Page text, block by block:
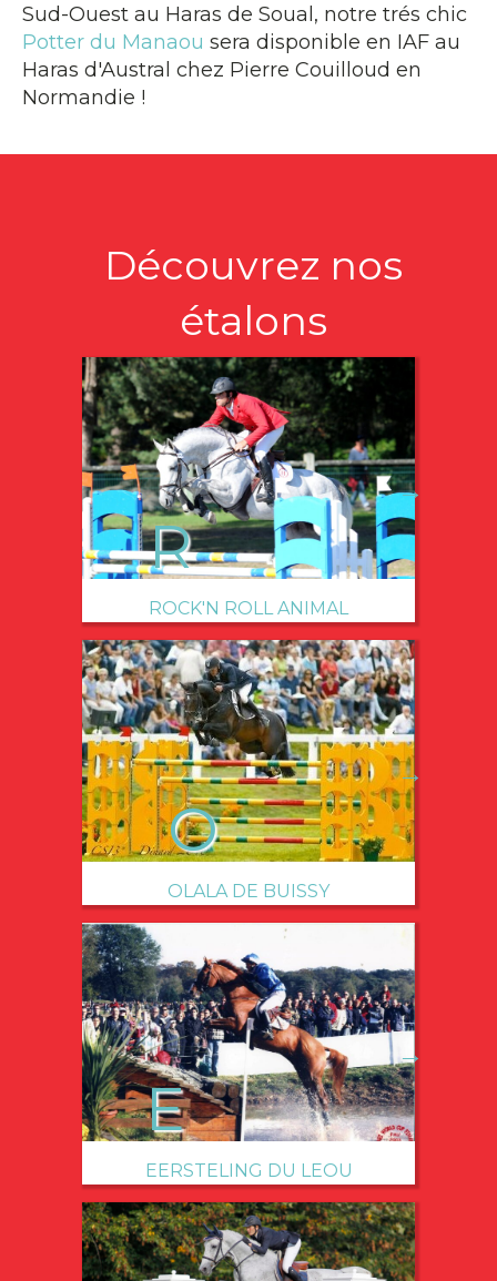
Sud-Ouest au Haras de Soual, notre trés chic
Potter du Manaou sera disponible en IAF au
Haras d'Austral chez Pierre Couilloud en
Normandie !
Découvrez nos
étalons
ROCK'N ROLL ANIMAL
→
OLALA DE BUISSY
→
EERSTELING DU LEOU
→